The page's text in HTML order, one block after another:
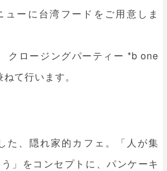
ーに台湾フードをご用意しま
ロージングパーティー *b one
て行います。
た、隠れ家的カフェ。「人が集
」をコンセプトに、パンケーキ